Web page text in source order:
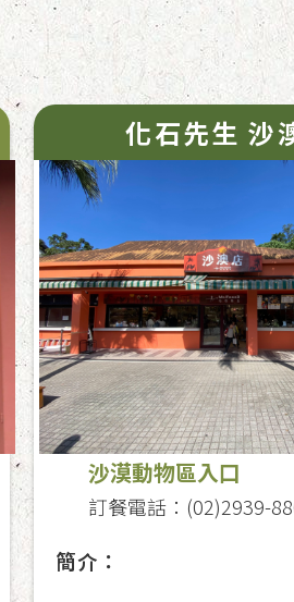
化石先生 沙
沙漠動物區入口
訂餐電話：(02)2939-
簡介：